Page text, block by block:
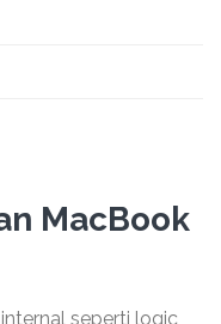
MacBook
seperti logic